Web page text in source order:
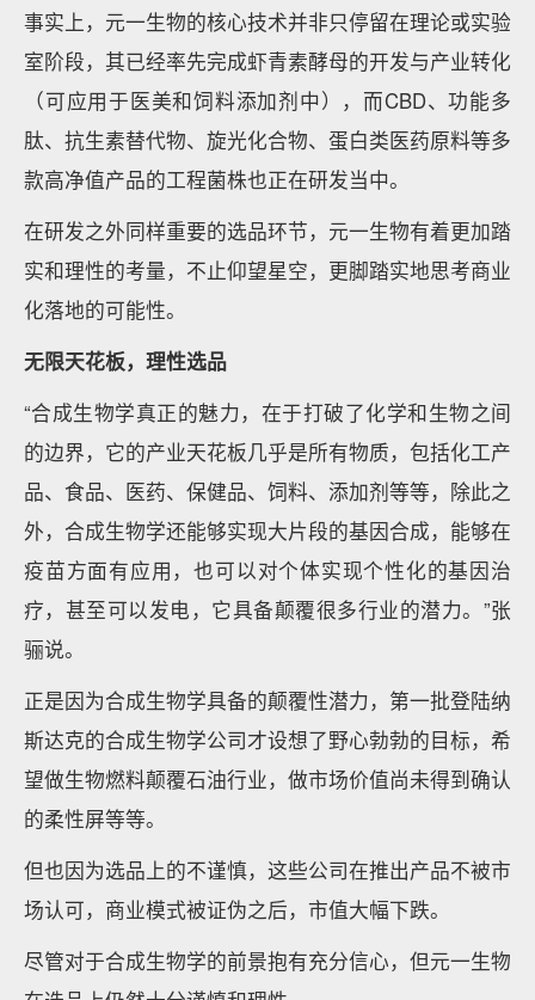
事实上，元一生物的核心技术并非只停留在理论或实验
室阶段，其已经率先完成虾青素酵母的开发与产业转化
（可应用于医美和饲料添加剂中），而CBD、功能多
肽、抗生素替代物、旋光化合物、蛋白类医药原料等多
款高净值产品的工程菌株也正在研发当中。
在研发之外同样重要的选品环节，元一生物有着更加踏
实和理性的考量，不止仰望星空，更脚踏实地思考商业
化落地的可能性。
无限天花板，理性选品
“合成生物学真正的魅力，在于打破了化学和生物之间
的边界，它的产业天花板几乎是所有物质，包括化工产
品、食品、医药、保健品、饲料、添加剂等等，除此之
外，合成生物学还能够实现大片段的基因合成，能够在
疫苗方面有应用，也可以对个体实现个性化的基因治
疗，甚至可以发电，它具备颠覆很多行业的潜力。”张
骊说。
正是因为合成生物学具备的颠覆性潜力，第一批登陆纳
斯达克的合成生物学公司才设想了野心勃勃的目标，希
望做生物燃料颠覆石油行业，做市场价值尚未得到确认
的柔性屏等等。
但也因为选品上的不谨慎，这些公司在推出产品不被市
场认可，商业模式被证伪之后，市值大幅下跌。
尽管对于合成生物学的前景抱有充分信心，但元一生物